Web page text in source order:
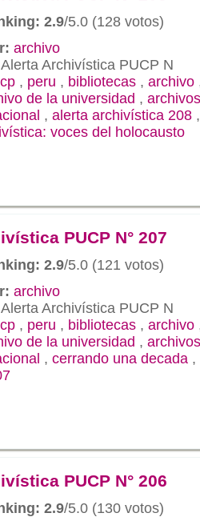
2.9/5.0 (128 votos)
archivo
Alerta Archivística PUCP N
, peru , bibliotecas , archivo
de la universidad ,
, alerta archivística 208
voces del holocausto
PUCP N° 207
2.9/5.0 (121 votos)
archivo
Alerta Archivística PUCP N
, peru , bibliotecas , archivo
de la universidad ,
, cerrando una decada ,
PUCP N° 206
2.9/5.0 (130 votos)